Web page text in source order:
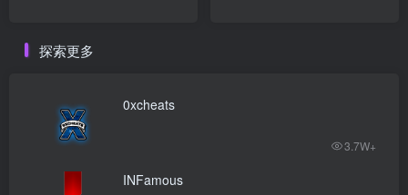
探索更多
0xcheats
3.7W+
INFamous